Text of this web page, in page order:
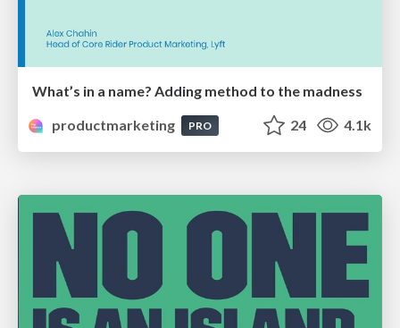
What’s in a name? Adding method to the madness
productmarketing
PRO 24 4.1k